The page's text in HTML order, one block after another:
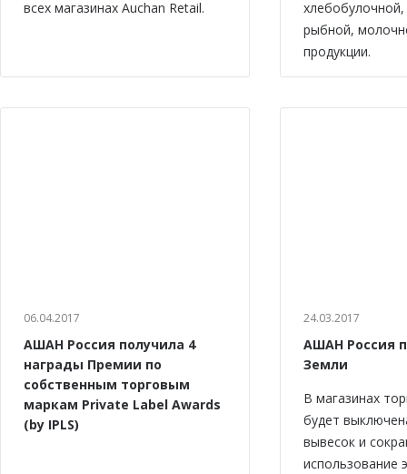
всех магазинах Auchan Retail.
рыбной,
продукции.
06.04.2017
АШАН Россия получила 4
награды Премии по
собственным торговым
маркам Private Label Awards
(by IPLS)
24.03.2017
АШАН Россия
Земли
В магазинах
будет
вывесок и
использование